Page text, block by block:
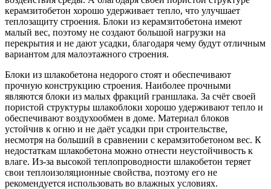
керамзитобетон хорошо удерживает тепло, что улучшает
теплозащиту строения. Блоки из керамзитобетона имеют
малый вес, поэтому не создают большой нагрузки на
перекрытия и не дают усадки, благодаря чему будут отличным
вариантом для малоэтажного строения.
Блоки из шлакобетона недорого стоят и обеспечивают
прочную конструкцию строения. Наиболее прочными
являются блоки из малых фракций граншлака. За счёт своей
пористой структуры шлакоблоки хорошо удерживают тепло и
обеспечивают воздухообмен в доме. Материал блоков
устойчив к огню и не даёт усадки при строительстве,
несмотря на больший в сравнении с керамзитобетоном вес. К
недостаткам шлакобетона можно отнести неустойчивость к
влаге. Из-за высокой теплопроводности шлакобетон теряет
свои теплоизоляционные свойства, поэтому его не
рекомендуется использовать во влажных условиях.